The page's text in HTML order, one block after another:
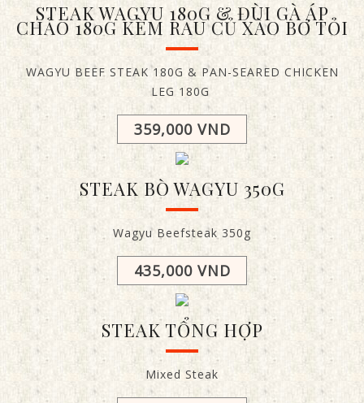
STEAK WAGYU 180G & ĐÙI GÀ ÁP
CHẢO 180G KÈM RAU CỦ XÀO BƠ TỎI
WAGYU BEEF STEAK 180G & PAN-SEARED CHICKEN
LEG 180G
359,000 VND
STEAK BÒ WAGYU 350G
Wagyu Beefsteak 350g
435,000 VND
STEAK TỔNG HỢP
Mixed Steak